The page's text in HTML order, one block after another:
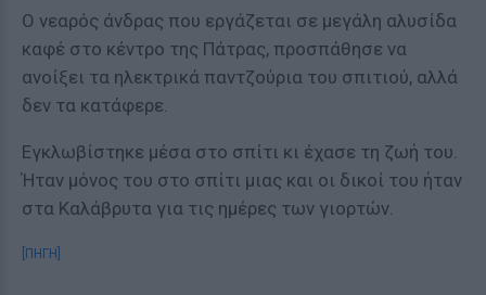
Ο νεαρός άνδρας που εργάζεται σε μεγάλη αλυσίδα
καφέ στο κέντρο της Πάτρας, προσπάθησε να
ανοίξει τα ηλεκτρικά παντζούρια του σπιτιού, αλλά
δεν τα κατάφερε.
Εγκλωβίστηκε μέσα στο σπίτι κι έχασε τη ζωή του.
Ήταν μόνος του στο σπίτι μιας και οι δικοί του ήταν
στα Καλάβρυτα για τις ημέρες των γιορτών.
[ΠΗΓΗ]